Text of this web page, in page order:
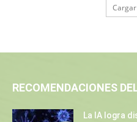
RECOMENDACIONES
La IA logra